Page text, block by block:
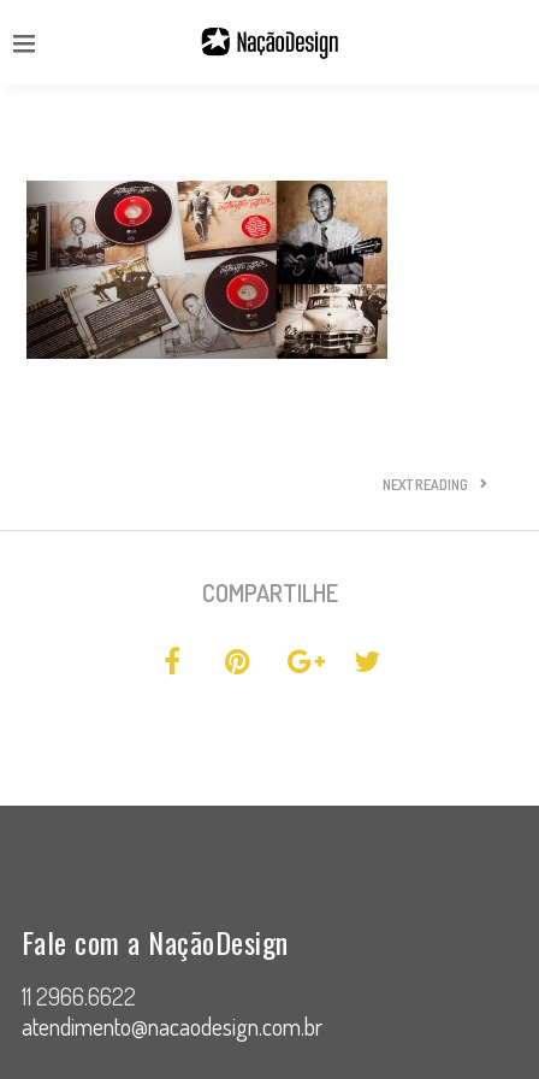
NEXT READING
COMPARTILHE
Fale com a NaçãoDesign
11 2966.6622
atendimento@nacaodesign.com.br